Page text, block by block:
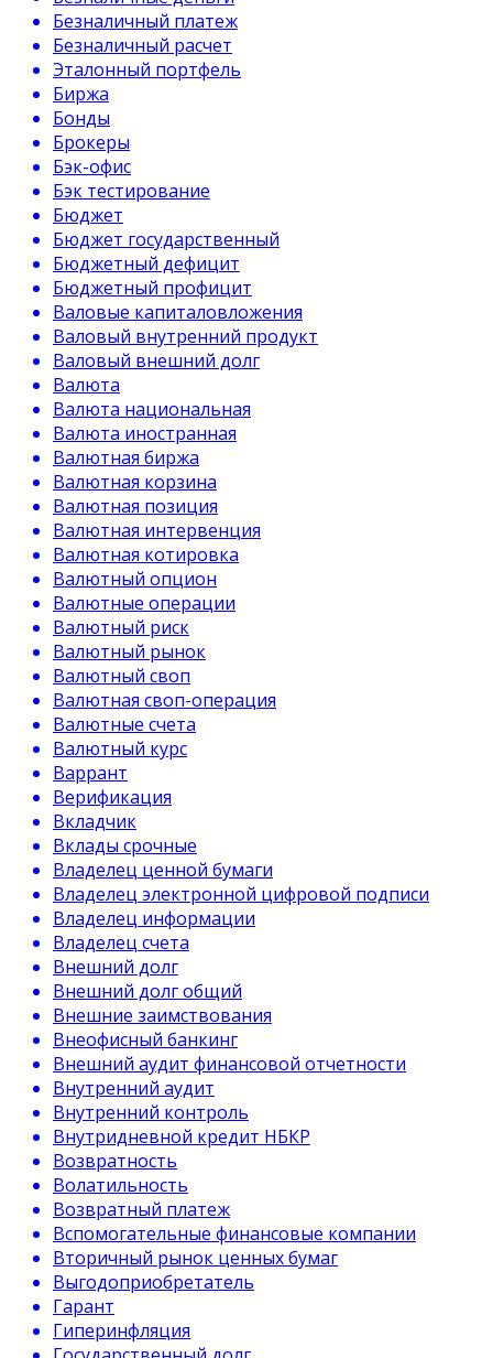
Безналичный платеж
Безналичный расчет
Эталонный портфель
Биржа
Бонды
Брокеры
Бэк-офис
Бэк тестирование
Бюджет
Бюджет государственный
Бюджетный дефицит
Бюджетный профицит
Валовые капиталовложения
Валовый внутренний продукт
Валовый внешний долг
Валюта
Валюта национальная
Валюта иностранная
Валютная биржа
Валютная корзина
Валютная позиция
Валютная интервенция
Валютная котировка
Валютный опцион
Валютные операции
Валютный риск
Валютный рынок
Валютный своп
Валютная своп-операция
Валютные счета
Валютный курс
Варрант
Верификация
Вкладчик
Вклады срочные
Владелец ценной бумаги
Владелец электронной цифровой подписи
Владелец информации
Владелец счета
Внешний долг
Внешний долг общий
Внешние заимствования
Внеофисный банкинг
Внешний аудит финансовой отчетности
Внутренний аудит
Внутренний контроль
Внутридневной кредит НБКР
Возвратность
Волатильность
Возвратный платеж
Вспомогательные финансовые компании
Вторичный рынок ценных бумаг
Выгодоприобретатель
Гарант
Гиперинфляция